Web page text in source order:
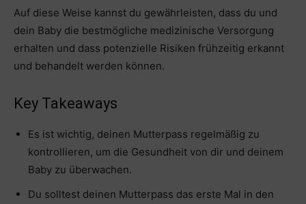
Auf diese Weise kannst du gewährleisten, dass du und
dein Baby die bestmögliche medizinische Versorgung
erhalten und dass potenzielle Risiken frühzeitig erkannt
und behandelt werden können.
Key Takeaways
Es ist wichtig, deinen Mutterpass regelmäßig zu
kontrollieren, um die Gesundheit von dir und deinem
Baby zu überwachen.
Du solltest deinen Mutterpass das erste Mal in den